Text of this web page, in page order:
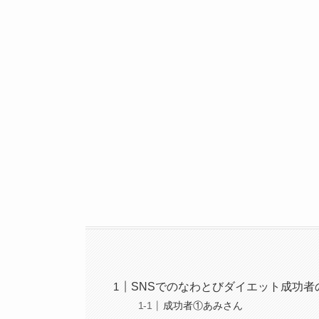
SNSでのなわとびダイエット成功者
成功者①あみさん